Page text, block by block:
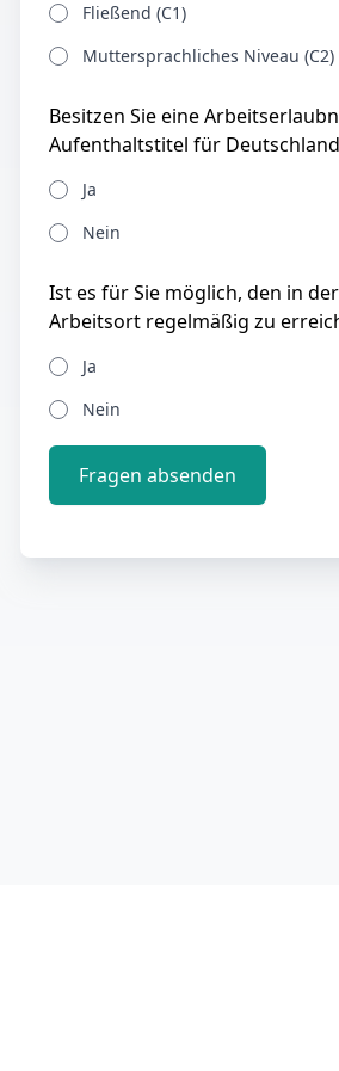
Fließend (C1)
Muttersprachliches Niveau (C2)
Besitzen Sie eine
Aufenthaltstitel für
Ja
Nein
Ist es für Sie möglich, den in
Arbeitsort regelmäßig zu
Ja
Nein
Fragen absenden